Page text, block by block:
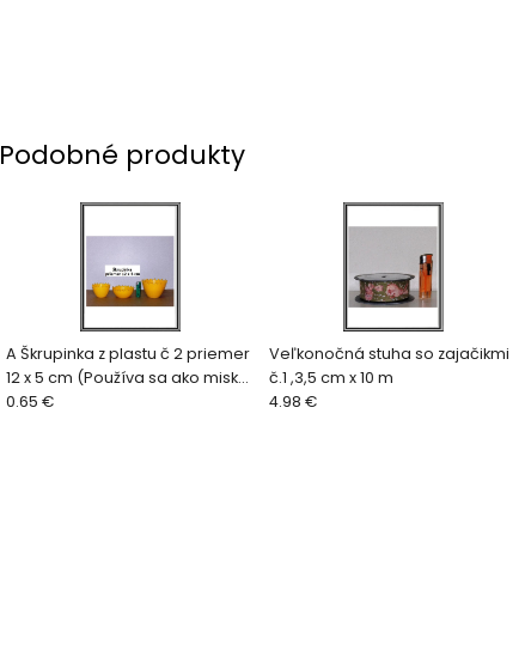
Podobné produkty
A Škrupinka z plastu č 2 priemer
12 x 5 cm (Používa sa ako miska
na dekorovanie)
0.65 €
Veľkonočná stuha so zajačikmi
č.1 ,3,5 cm x 10 m
4.98 €